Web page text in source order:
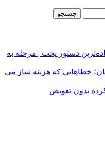
دستور پخت | مرحله به
خطاهایی که هزینه ساز می
بدون تعویض